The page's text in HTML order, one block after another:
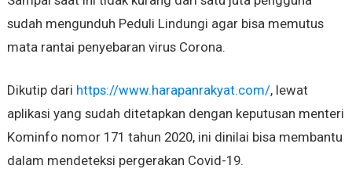
sudah mengunduh Peduli Lindungi agar bisa memutus
mata rantai penyebaran virus Corona.
Dikutip dari https://www.harapanrakyat.com/, lewat
aplikasi yang sudah ditetapkan dengan keputusan menteri
Kominfo nomor 171 tahun 2020, ini dinilai bisa membantu
dalam mendeteksi pergerakan Covid-19.